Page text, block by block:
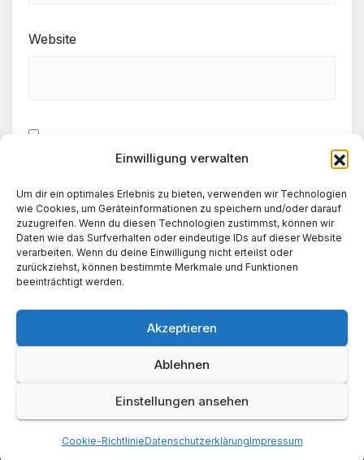
Einwilligung verwalten
Um dir ein optimales Erlebnis zu bieten, verwenden wir Technologien
wie Cookies, um Geräteinformationen zu speichern und/oder darauf
zuzugreifen. Wenn du diesen Technologien zustimmst, können wir
Daten wie das Surfverhalten oder eindeutige IDs auf dieser Website
verarbeiten. Wenn du deine Einwilligung nicht erteilst oder
zurückziehst, können bestimmte Merkmale und Funktionen
beeinträchtigt werden.
Akzeptieren
Ablehnen
Einstellungen ansehen
Cookie-RichtlinieDatenschutzerklärungImpressum
Website
Meinen Namen, meine E-Mail-Adresse und meine
Kommentierung speichern.
News World 24